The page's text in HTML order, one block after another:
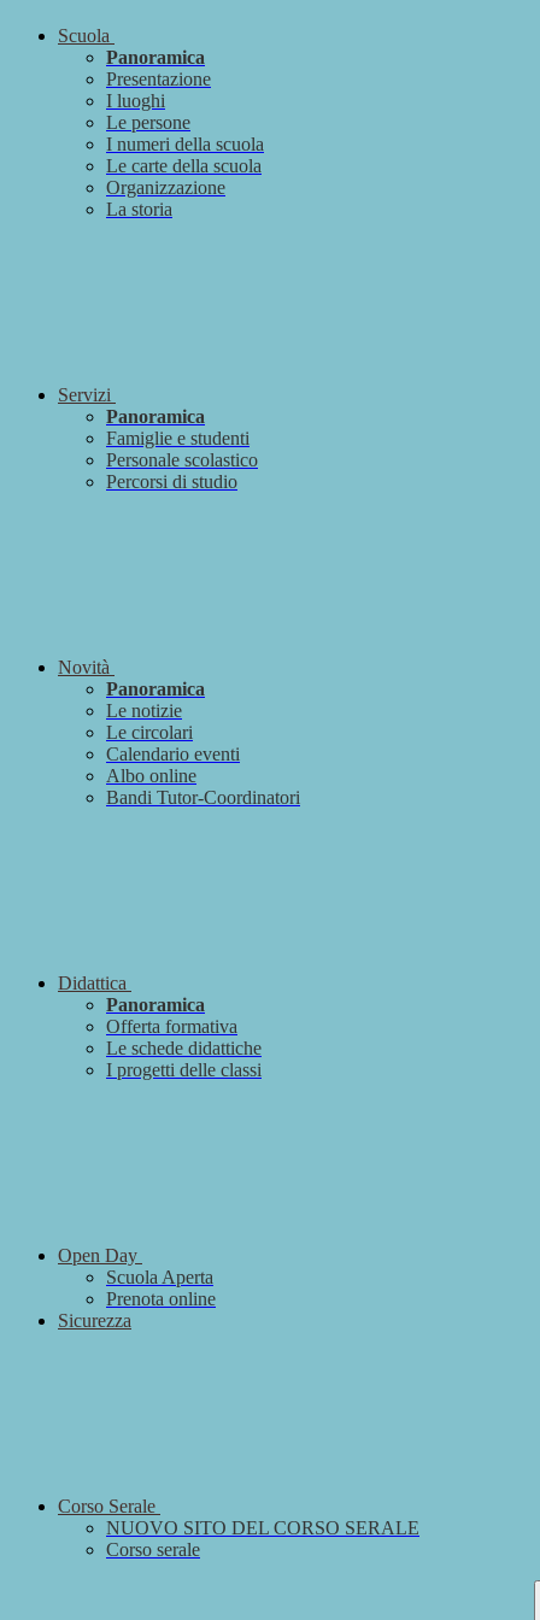
Scuola
Panoramica
Presentazione
I luoghi
Le persone
I numeri della scuola
Le carte della scuola
Organizzazione
La storia
Servizi
Panoramica
Famiglie e studenti
Personale scolastico
Percorsi di studio
Novità
Panoramica
Le notizie
Le circolari
Calendario eventi
Albo online
Bandi Tutor-Coordinatori
Didattica
Panoramica
Offerta formativa
Le schede didattiche
I progetti delle classi
Open Day
Scuola Aperta
Prenota online
Sicurezza
Corso Serale
NUOVO SITO DEL CORSO SERALE
Corso serale